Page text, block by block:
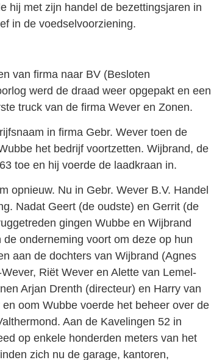
hij met zijn handel de bezettingsjaren in
in de voedselvoorziening.
van firma naar BV (Besloten
werd de draad weer opgepakt en een
truck van de firma Wever en Zonen.
in firma Gebr. Wever toen de
het bedrijf voortzetten. Wijbrand, de
toe en hij voerde de laadkraan in.
opnieuw. Nu in Gebr. Wever B.V. Handel
Nadat Geert (de oudste) en Gerrit (de
gingen Wubbe en Wijbrand
onderneming voort om deze op hun
aan de dochters van Wijbrand (Agnes
Riët Wever en Alette van Lemel-
Arjan Drenth (directeur) en Harry van
oom Wubbe voerde het beheer over de
Aan de Kavelingen 52 in
op enkele honderden meters van het
zich nu de garage, kantoren,